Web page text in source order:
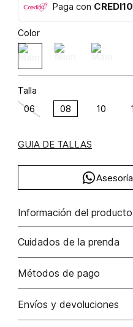
Paga con CREDI10
Color
Talla
06 08 10
GUIA DE TALLAS
Información del producto
Blazer cruzado 4 botones
poliéster/polyester
Cuidados de la prenda
Lavado profesional en seco
No lavar
Métodos de pago
Tarjetas de crédito: Visa,
Envíos y devoluciones